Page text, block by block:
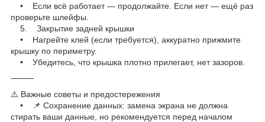
• Если всё работает — продолжайте. Если нет — ещё раз
проверьте шлейфы.
5. Закрытие задней крышки
• Нагрейте клей (если требуется), аккуратно прижмите
крышку по периметру.
• Убедитесь, что крышка плотно прилегает, нет зазоров.
⸻
⚠️ Важные советы и предостережения
• 📌 Сохранение данных: замена экрана не должна
стирать ваши данные, но рекомендуется перед началом